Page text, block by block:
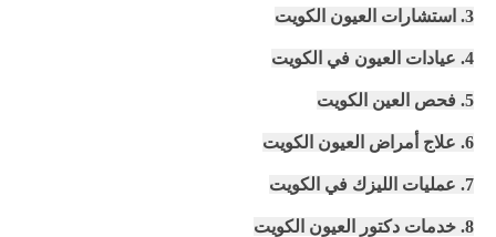
3. استشارات العيون الكويت
4. عيادات العيون في الكويت
5. فحص العين الكويت
6. علاج أمراض العيون الكويت
7. عمليات الليزك في الكويت
8. خدمات دكتور العيون الكويت